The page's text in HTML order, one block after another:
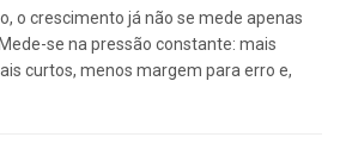
o crescimento já não se mede apenas
se na pressão constante: mais
curtos, menos margem para erro e,